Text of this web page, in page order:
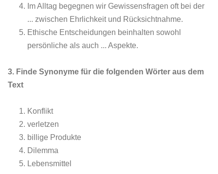
Im Alltag begegnen wir Gewissensfragen oft bei der
... zwischen Ehrlichkeit und Rücksichtnahme.
Ethische Entscheidungen beinhalten sowohl
persönliche als auch ... Aspekte.
3. Finde Synonyme für die folgenden Wörter aus dem
Text
Konflikt
verletzen
billige Produkte
Dilemma
Lebensmittel